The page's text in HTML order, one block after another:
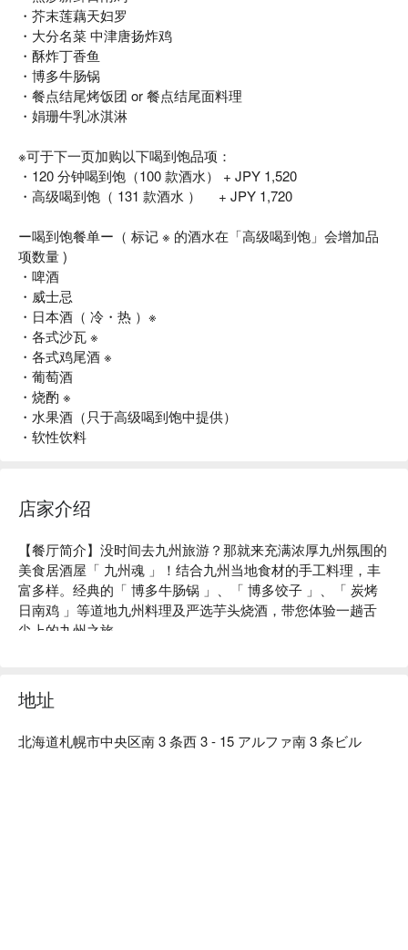
・芥末莲藕天妇罗
・大分名菜 中津唐扬炸鸡
・酥炸丁香鱼
・博多牛肠锅
・餐点结尾烤饭团 or 餐点结尾面料理
・娟珊牛乳冰淇淋
※可于下一页加购以下喝到饱品项：
・120 分钟喝到饱（100 款酒水） + JPY 1,520
・高级喝到饱（ 131 款酒水 ） + JPY 1,720
ー喝到饱餐单ー（ 标记 ※ 的酒水在「高级喝到饱」会增加品
项数量 )
・啤酒
・威士忌
・日本酒（ 冷・热 ）※
・各式沙瓦 ※
・各式鸡尾酒 ※
・葡萄酒
・烧酌 ※
・水果酒（只于高级喝到饱中提供）
・软性饮料
店家介绍
【餐厅简介】没时间去九州旅游？那就来充满浓厚九州氛围的
美食居酒屋「 九州魂 」！结合九州当地食材的手工料理，丰
富多样。经典的「 博多牛肠锅 」、「 博多饺子 」、「 炭烤
日南鸡 」等道地九州料理及严选芋头烧酒，带您体验一趟舌
尖上的九州之旅。
【招牌菜色】
乡土料理：使用产地直送的日南鸡、九州黑猪、真鲭鱼、现捞
博多牛肠锅：费时熬煮的汤底将严选牛肠的鲜味与锅内蔬菜的
地址
北海道札幌市中央区南 3 条西 3 - 15 アルファ南 3 条ビル